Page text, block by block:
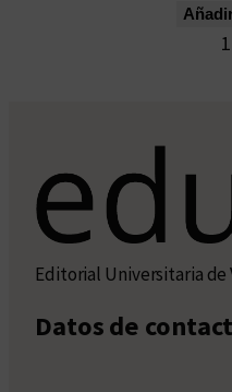
1
Editorial Universitaria de
Datos de